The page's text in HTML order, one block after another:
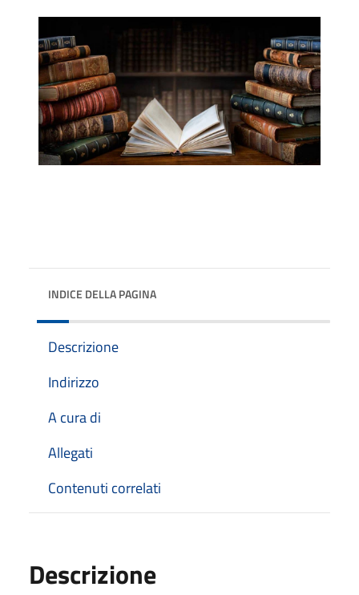
INDICE DELLA PAGINA
Descrizione
Indirizzo
A cura di
Allegati
Contenuti correlati
Descrizione